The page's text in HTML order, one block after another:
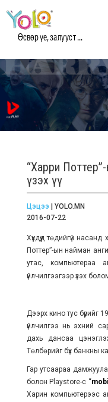
Өсвөр үе, залууст ...
“Харри
үзэх үү
Цэцээ | YOLO.MN
2016-07-22
Хүүхдүүд төдийгүй
Поттер”-ын найман
утас, компьютераа
үйлчилгээгээр үзэх
Дээрх кино тус бүрийг
үйлчилгээ нь эхний
дахь дансаа
Төлбөрийг бүх банкны
Гар утсаараа
болон Playstore-с “
Харин компьютерээс